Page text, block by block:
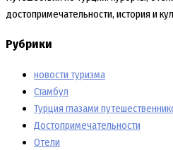
достопримечательности, история и
Рубрики
новости туризма
Стамбул
Турция глазами
Достопримечательности
Отели